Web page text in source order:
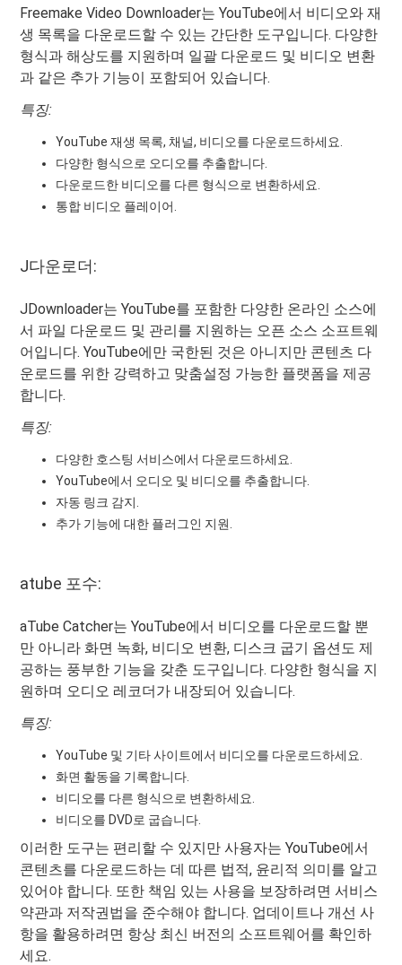
Freemake Video Downloader는 YouTube에서 비디오와 재
생 목록을 다운로드할 수 있는 간단한 도구입니다. 다양한
형식과 해상도를 지원하며 일괄 다운로드 및 비디오 변환
과 같은 추가 기능이 포함되어 있습니다.
특징:
YouTube 재생 목록, 채널, 비디오를 다운로드하세요.
다양한 형식으로 오디오를 추출합니다.
다운로드한 비디오를 다른 형식으로 변환하세요.
통합 비디오 플레이어.
J다운로더:
JDownloader는 YouTube를 포함한 다양한 온라인 소스에
서 파일 다운로드 및 관리를 지원하는 오픈 소스 소프트웨
어입니다. YouTube에만 국한된 것은 아니지만 콘텐츠 다
운로드를 위한 강력하고 맞춤설정 가능한 플랫폼을 제공
합니다.
특징:
다양한 호스팅 서비스에서 다운로드하세요.
YouTube에서 오디오 및 비디오를 추출합니다.
자동 링크 감지.
추가 기능에 대한 플러그인 지원.
atube 포수:
aTube Catcher는 YouTube에서 비디오를 다운로드할 뿐
만 아니라 화면 녹화, 비디오 변환, 디스크 굽기 옵션도 제
공하는 풍부한 기능을 갖춘 도구입니다. 다양한 형식을 지
원하며 오디오 레코더가 내장되어 있습니다.
특징:
YouTube 및 기타 사이트에서 비디오를 다운로드하세요.
화면 활동을 기록합니다.
비디오를 다른 형식으로 변환하세요.
비디오를 DVD로 굽습니다.
이러한 도구는 편리할 수 있지만 사용자는 YouTube에서
콘텐츠를 다운로드하는 데 따른 법적, 윤리적 의미를 알고
있어야 합니다. 또한 책임 있는 사용을 보장하려면 서비스
약관과 저작권법을 준수해야 합니다. 업데이트나 개선 사
항을 활용하려면 항상 최신 버전의 소프트웨어를 확인하
세요.